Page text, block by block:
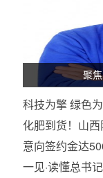
聚
科技为擎 绿色
化肥到货！山
意向签约金达
一见·读懂总书